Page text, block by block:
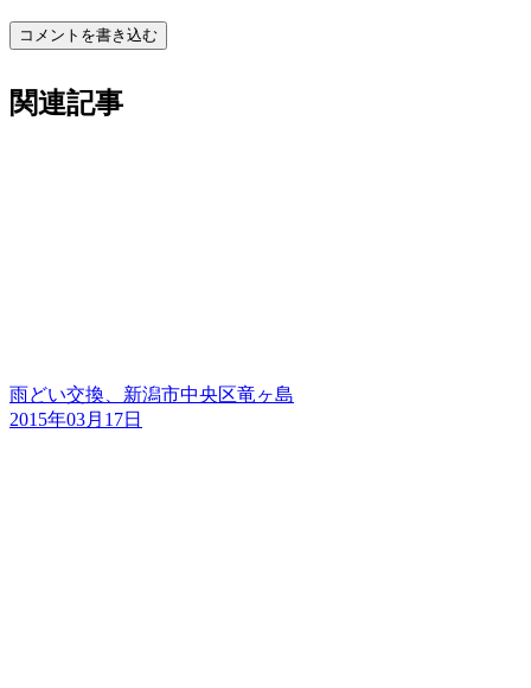
コメントを書き込む
関連記事
雨どい交換、新潟市中央区竜ヶ島
2015年03月17日